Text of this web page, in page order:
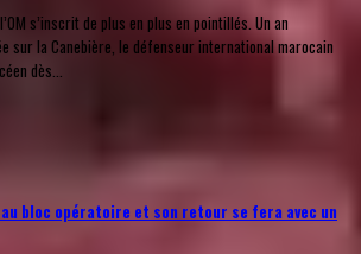
s’inscrit de plus en plus en pointillés. Un an
sur la Canebière, le défenseur international marocain
dès...
bloc opératoire et son retour se fera avec un